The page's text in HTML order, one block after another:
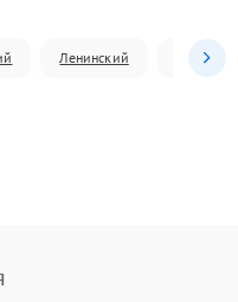
Ленинский